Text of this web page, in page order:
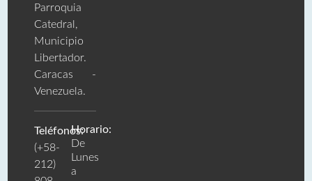
Parroquia
Catedral,
Municipio
Libertador.
Caracas -
Venezuela.
Teléfonos:
(+58-
212)
Horario:
De
Lunes
a